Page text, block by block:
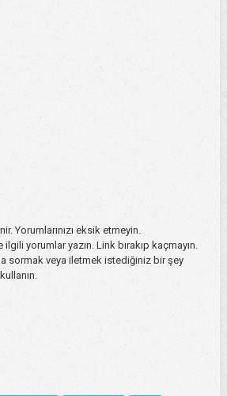
Yorumlarınızı eksik etmeyin.
ilgili yorumlar yazın. Link bırakıp kaçmayın.
sormak veya iletmek istediğiniz bir şey